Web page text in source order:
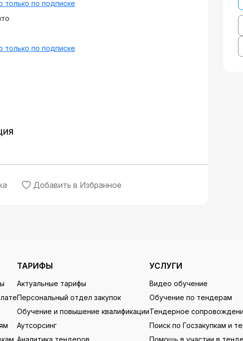
только по подписке
только по подписке
Добавить в Избранное
ТАРИФЫ
Актуальные тарифы
Персональный отдел закупок
Обучение и повышение квалификации
Аутсорсинг
Аналитика тендеров
УСЛУГИ
Видео обучение
Обучение по тендерам
Тендерное
Поиск по Госзакупкам и
Помощь в участии в